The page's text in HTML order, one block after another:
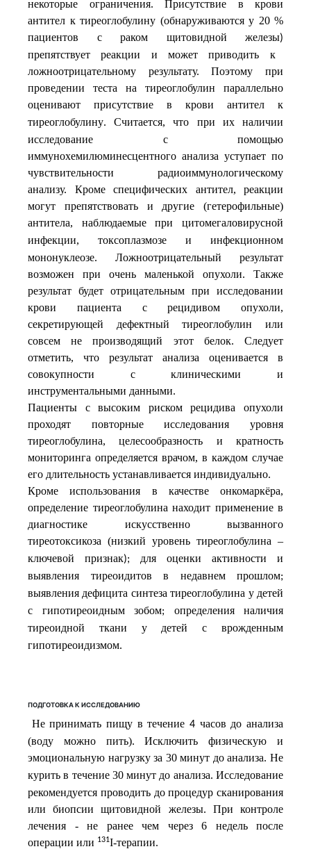
некоторые ограничения. Присутствие в крови
антител к тиреоглобулину (обнаруживаются у 20 %
пациентов с
раком щитовидной железы)
препятствует реакции и может приводить к
ложноотрицательному результату. Поэтому при
проведении теста на тиреоглобулин параллельно
оценивают присутствие в крови
антител к
тиреоглобулину.Считается, что при их наличии
исследование с помощью
иммунохемилюминесцентного анализа уступает по
чувствительности радиоиммунологическому
анализу. Кроме специфических антител, реакции
могут препятствовать и другие (гетерофильные)
антитела, наблюдаемые при
цитомегаловирусной
инфекции, токсоплазмозе и инфекционном
мононуклеозе. Ложноотрицательный результат
возможен при очень маленькой опухоли. Также
результат будет отрицательным при исследовании
крови пациента с рецидивом опухоли,
секретирующей дефектный тиреоглобулин или
совсем не производящий этот белок. Следует
отметить, что результат анализа оценивается в
совокупности с клиническими и
инструментальными данными.
Пациенты с высоким риском рецидива опухоли
проходят повторные исследования уровня
тиреоглобулина, целесообразность и кратность
мониторинга определяется врачом, в каждом случае
его длительность устанавливается индивидуально.
Кроме использования в качестве онкомаркёра,
определение тиреоглобулина находит применение в
диагностике искусственно вызванного
тиреотоксикоза (низкий уровень тиреоглобулина –
ключевой
признак); для оценки активности
и
выявления
тиреоидитов в недавнем прошлом;
выявления дефицита синтеза тиреоглобулина у детей
с
гипотиреоидным зобом; определения
наличия
тиреоидной
ткани у детей с
врожденным
гипотиреоидизмом.
ПОДГОТОВКА К ИССЛЕДОВАНИЮ
Не принимать пищу в течение4 часов до анализа
(воду можно пить). Исключить физическую и
эмоциональную нагрузку за 30 минут до анализа. Не
курить в течение 30 минут до анализа. Исследование
рекомендуется проводить до процедур сканирования
или биопсии щитовидной железы. При контроле
лечения - не ранее чем через 6 недель после
операции или 131I-терапии.